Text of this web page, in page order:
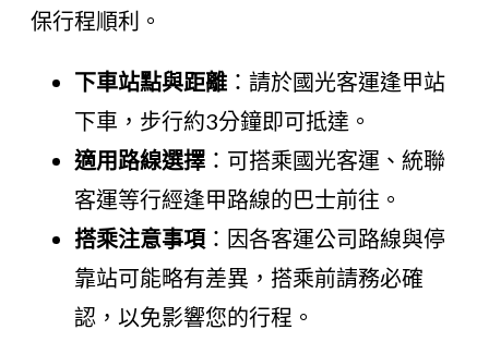
保行程順利。
下車站點與距離 ：請於國光客運逢甲站
下車，步行約3分鐘即可抵達。
適用路線選擇 ：可搭乘國光客運、統聯
客運等行經逢甲路線的巴士前往。
搭乘注意事項 ：因各客運公司路線與停
靠站可能略有差異，搭乘前請務必確
認，以免影響您的行程。